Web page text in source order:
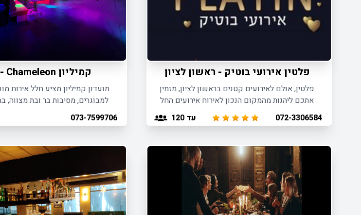
פלטין אירועי בוטיק - ראשון לציון
פלטין, אולם לאירועים קטנים בראשון לציון, מזמין
אתכם ליהנות מהמקום הנכון לאירוח אירועים החל
מ-30 ועד 100 משתתפים.072-3306584 עד 120
קמיליון Chameleon - רעננה
מועדון קמיליון מציע חלל אירוח
למבוגרים, מסיבות בר ובת מצווה,
073-7599706